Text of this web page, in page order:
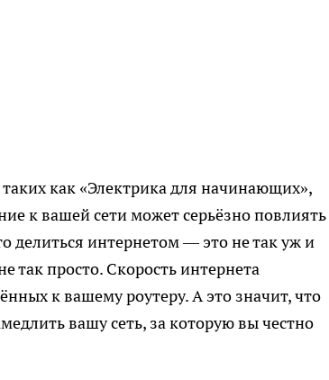
как «Электрика для начинающих»,
к вашей сети может серьёзно повлиять
делиться интернетом — это не так уж и
так просто. Скорость интернета
к вашему роутеру. А это значит, что
вашу сеть, за которую вы честно